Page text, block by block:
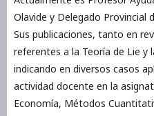
Olavide y Delegado Provincial
Sus publicaciones, tanto en
referentes a la Teoría de Lie
indicando en diversos casos
actividad docente en la
Economía, Métodos